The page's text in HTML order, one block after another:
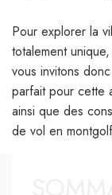
Pour explorer la
totalement
vous invitons
parfait pour cette
ainsi que des
de vol en